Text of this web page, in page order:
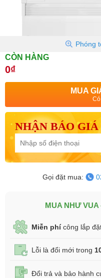
Phóng
CÒN HÀNG
0₫
MUA
NHẬN BÁO
Gọi đặt mua:
MUA NHƯ
Miễn phícông lắp
Lỗi là đổi mới trong
Đổi trả và bảo hành